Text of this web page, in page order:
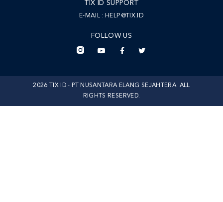
TIX ID SUPPORT
E-MAIL : HELP@TIX.ID
FOLLOW US
2026 TIX ID - PT NUSANTARA ELANG SEJAHTERA. ALL
RIGHTS RESERVED.